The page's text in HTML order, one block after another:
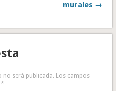
murales →
no será publicada. Los campos
*